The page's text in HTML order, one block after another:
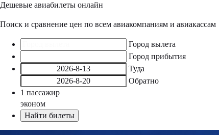
Дешевые авиабилеты онлайн
Поиск и сравнение цен по всем авиакомпаниям и авиакассам
Город вылета
Город прибытия
Туда
Обратно
1 пассажир
эконом
Найти билеты